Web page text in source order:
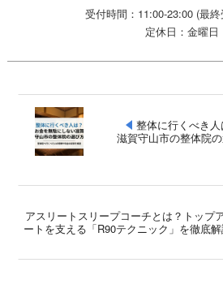
受付時間：11:00-23:00 (最終
定休日：金曜日
整体に行くべき
滋賀守山市の整体院
アスリートスリープコーチとは？トップ
ートを支える「R90テクニック」を徹底